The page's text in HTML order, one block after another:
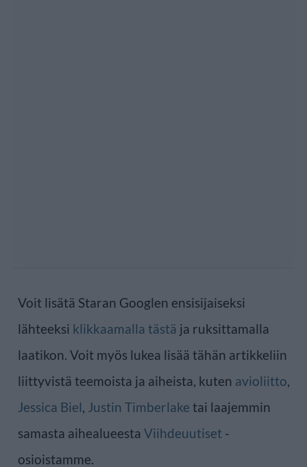
Voit lisätä Staran Googlen ensisijaiseksi
lähteeksi klikkaamalla tästä ja ruksittamalla
laatikon. Voit myös lukea lisää tähän artikkeliin
liittyvistä teemoista ja aiheista, kuten avioliitto,
Jessica Biel, Justin Timberlake tai laajemmin
samasta aihealueesta Viihdeuutiset -
osioistamme.